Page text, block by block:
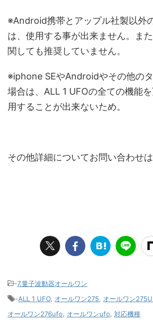
※Android携帯とアップル社製以外
は、使用する事が出来ません。ま
関しても推奨していません。
※iphone SEやAndroidやその他の
場合は、ALL 1 UFOの全ての機能
用することが出来ないため。
その他詳細についてお問い合わせは
-7.量子波動器オールワン
-ALL 1 UFO オールワン275 オールワン
オールワン276ufo
オールワンufo 対応機種